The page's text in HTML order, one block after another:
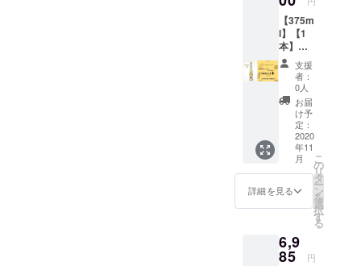
繋がる皆が
楽しく活き
活きと！日
本の良いも
のを、日本
の皆に知っ
てもらうこ
と。
実家の伝統
工芸はじ
め、日本の
自然に感謝
ら、人
と人の
繋がり
を大事
に繋が
る皆が
幸せに
過ごし
ていけ
るよ
う、
様々な
ビジネ
スを考
えてい
援お願
い致し
【375m
l】【1
本】
【ハ
ニー
ミー
（ノー
ル）】
【送料
込み】
【次回
30％オ
フクー
ポン1
枚】 金
Honey
mee〈3
支援
者：
0人
お届
け予
定：
2020
年11
月
詳細を見る
こ
の
リ
タ
ー
ン
を
選
択
す
る
6,9
85 円